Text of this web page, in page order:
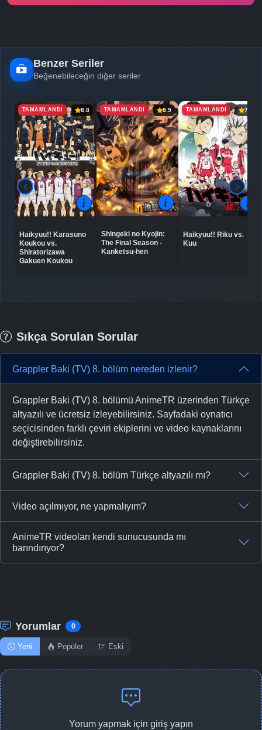
Benzer Seriler
Beğenebileceğin diğer seriler
TAMAMLANDI 8.8
Haikyuu!! Karasuno
Koukou vs.
Shiratorizawa
Gakuen Koukou
TAMAMLANDI 8.9
Shingeki no Kyojin:
The Final Season -
Kanketsu-hen
TAMAMLANDI 7.8
Haikyuu!! Riku vs.
Kuu
Sıkça Sorulan Sorular
Grappler Baki (TV) 8. bölüm nereden izlenir?
Grappler Baki (TV) 8. bölümü AnimeTR üzerinden Türkçe
altyazılı ve ücretsiz izleyebilirsiniz. Sayfadaki oynatıcı
seçicisinden farklı çeviri ekiplerini ve video kaynaklarını
değiştirebilirsiniz.
Grappler Baki (TV) 8. bölüm Türkçe altyazılı mı?
Video açılmıyor, ne yapmalıyım?
AnimeTR videoları kendi sunucusunda mı
barındırıyor?
Yorumlar 0
Yeni Popüler Eski
Yorum yapmak için giriş yapın